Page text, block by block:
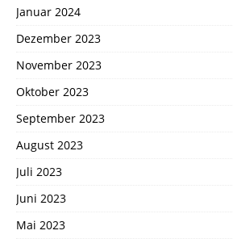
Januar 2024
Dezember 2023
November 2023
Oktober 2023
September 2023
August 2023
Juli 2023
Juni 2023
Mai 2023